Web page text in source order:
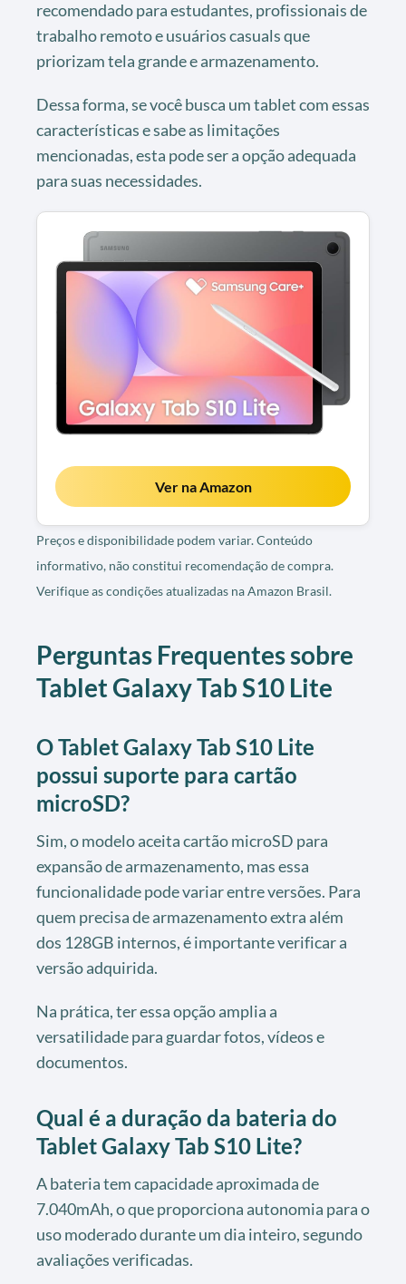
recomendado para estudantes, profissionais de
trabalho remoto e usuários casuals que
priorizam tela grande e armazenamento.
Dessa forma, se você busca um tablet com essas
características e sabe as limitações
mencionadas, esta pode ser a opção adequada
para suas necessidades.
Ver na Amazon
Preços e disponibilidade podem variar. Conteúdo
informativo, não constitui recomendação de compra.
Verifique as condições atualizadas na Amazon Brasil.
Perguntas Frequentes sobre
Tablet Galaxy Tab S10 Lite
O Tablet Galaxy Tab S10 Lite
possui suporte para cartão
microSD?
Sim, o modelo aceita cartão microSD para
expansão de armazenamento, mas essa
funcionalidade pode variar entre versões. Para
quem precisa de armazenamento extra além
dos 128GB internos, é importante verificar a
versão adquirida.
Na prática, ter essa opção amplia a
versatilidade para guardar fotos, vídeos e
documentos.
Qual é a duração da bateria do
Tablet Galaxy Tab S10 Lite?
A bateria tem capacidade aproximada de
7.040mAh, o que proporciona autonomia para o
uso moderado durante um dia inteiro, segundo
avaliações verificadas.